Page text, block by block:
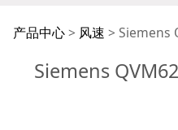
Siemens
管风速传
产品中心> 风速 > Siemens
Siemens